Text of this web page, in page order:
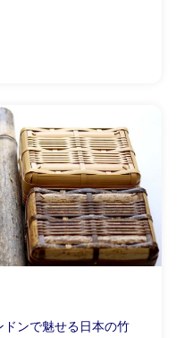
ンで魅せる日本の竹